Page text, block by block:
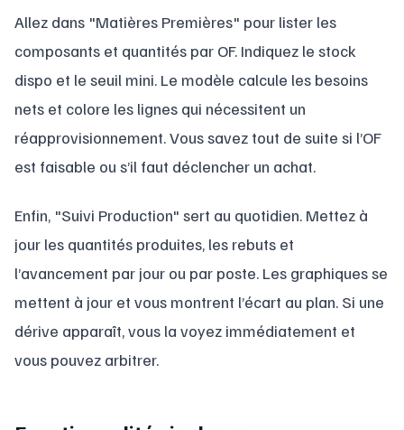
Allez dans "Matières Premières" pour lister les
composants et quantités par OF. Indiquez le stock
dispo et le seuil mini. Le modèle calcule les besoins
nets et colore les lignes qui nécessitent un
réapprovisionnement. Vous savez tout de suite si l’OF
est faisable ou s’il faut déclencher un achat.
Enfin, "Suivi Production" sert au quotidien. Mettez à
jour les quantités produites, les rebuts et
l’avancement par jour ou par poste. Les graphiques se
mettent à jour et vous montrent l’écart au plan. Si une
dérive apparaît, vous la voyez immédiatement et
vous pouvez arbitrer.